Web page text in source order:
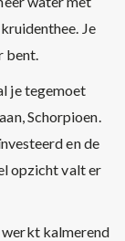
Je
bent.
je tegemoet
Schorpioen.
en de
opzicht valt er
kalmerend